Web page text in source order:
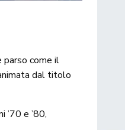
parso come il
dal titolo
e ’80,